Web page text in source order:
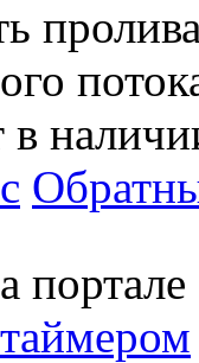
в
портале